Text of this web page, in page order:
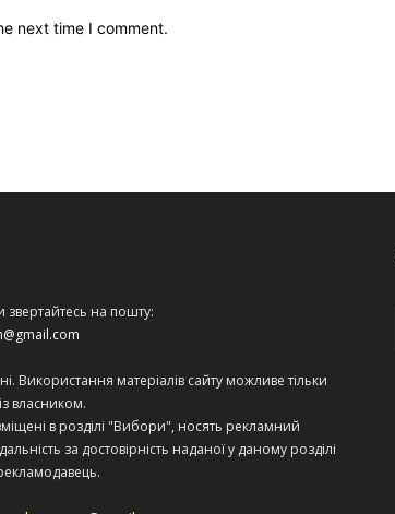
next time I comment.
звертайтесь на пошту:
Використання матеріалів сайту можливе тільки
власником.
в розділі "Вибори", носять рекламний
за достовірність наданої у даному розділі